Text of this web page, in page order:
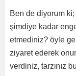
Ben de diyorum
şimdiye kadar
etmediniz? öyle
ziyaret ederek
verdiniz, tarzınız